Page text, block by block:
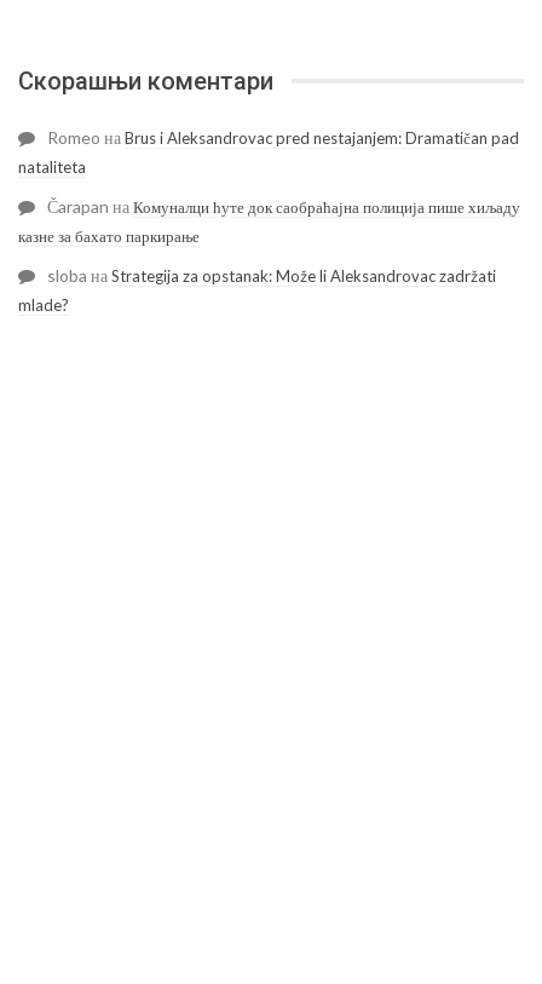
Скорашњи коментари
Romeo наBrus i Aleksandrovac pred nestajanjem: Dramatičan pad
nataliteta
Čarapan наКомуналци ћуте док саобраћајна полиција пише хиљаду
казне за бахато паркирање
sloba наStrategija za opstanak: Može li Aleksandrovac zadržati
mlade?